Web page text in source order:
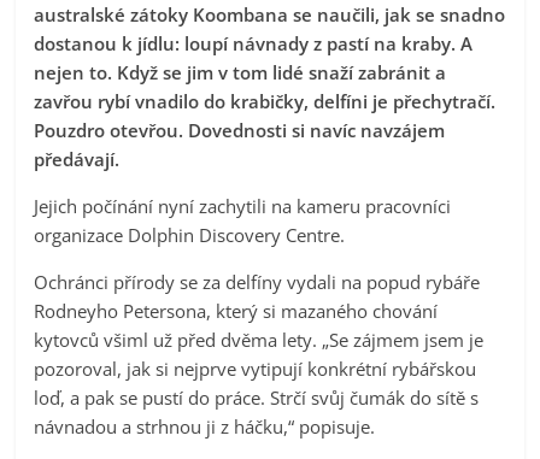
australské zátoky Koombana se naučili, jak se snadno
dostanou k jídlu: loupí návnady z pastí na kraby. A
nejen to. Když se jim v tom lidé snaží zabránit a
zavřou rybí vnadilo do krabičky, delfíni je přechytračí.
Pouzdro otevřou. Dovednosti si navíc navzájem
předávají.
Jejich počínání nyní zachytili na kameru pracovníci
organizace Dolphin Discovery Centre.
Ochránci přírody se za delfíny vydali na popud rybáře
Rodneyho Petersona, který si mazaného chování
kytovců všiml už před dvěma lety. „Se zájmem jsem je
pozoroval, jak si nejprve vytipují konkrétní rybářskou
loď, a pak se pustí do práce. Strčí svůj čumák do sítě s
návnadou a strhnou ji z háčku,“ popisuje.